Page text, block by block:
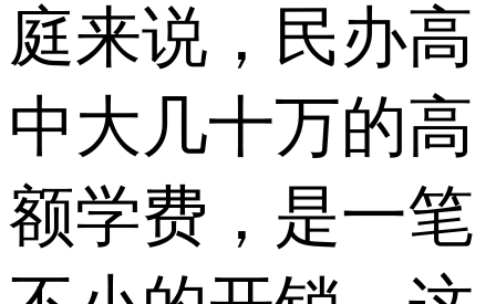
庭来说，民办高
中大几十万的高
额学费，是一笔